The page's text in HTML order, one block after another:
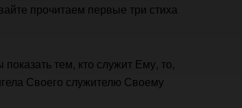
прочитаем первые три стиха
тем, кто служит Ему, то,
Своего служителю Своему